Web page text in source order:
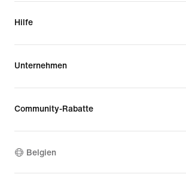
Hilfe
Unternehmen
Community-Rabatte
Belgien